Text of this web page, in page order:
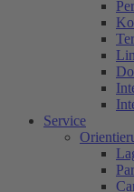
Service